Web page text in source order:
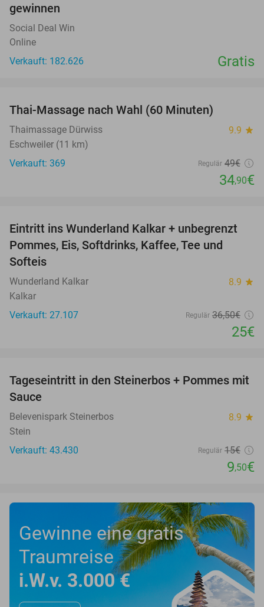
gewinnen
Social Deal Win
Online
Verkauft: 182.626
Gratis
Thai-Massage nach Wahl (60 Minuten)
Thaimassage Dürwiss 9.9 star
Eschweiler (11 km)
Verkauft: 369
Regulär 49€
34,90€
32%
Eintritt ins Wunderland Kalkar + unbegrenzt
Pommes, Eis, Softdrinks, Kaffee, Tee und
Softeis
Wunderland Kalkar 8.9 star
Kalkar
Verkauft: 27.107
Regulär 36,50€
25€
37%
Tageseintritt in den Steinerbos + Pommes mit
Sauce
Belevenispark Steinerbos 8.9 star
Stein
Verkauft: 43.430
Regulär 15€
9,50€
Gewinne eine gratis
Traumreise
i.W.v. 3.000 €